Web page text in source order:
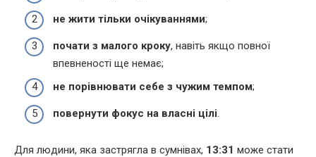
не жити тільки очікуваннями;
почати з малого кроку, навіть якщо повної
впевненості ще немає;
не порівнювати себе з чужим темпом;
повернути фокус на власні цілі.
Для людини, яка застрягла в сумнівах, 13:31 може стати